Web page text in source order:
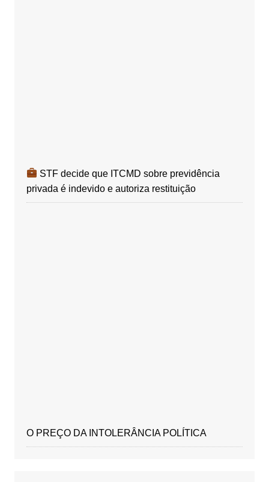
STF decide que ITCMD sobre previdência
privada é indevido e autoriza restituição
O PREÇO DA INTOLERÂNCIA POLÍTICA